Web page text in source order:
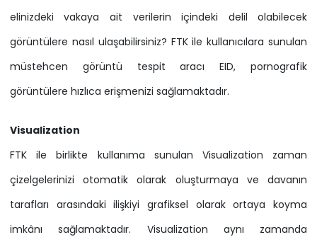
elinizdeki vakaya ait verilerin içindeki delil olabilecek
görüntülere nasıl ulaşabilirsiniz? FTK ile kullanıcılara sunulan
müstehcen görüntü tespit aracı EID, pornografik
görüntülere hızlıca erişmenizi sağlamaktadır.
Visualization
FTK ile birlikte kullanıma sunulan Visualization zaman
çizelgelerinizi otomatik olarak oluşturmaya ve davanın
tarafları arasındaki ilişkiyi grafiksel olarak ortaya koyma
imkânı sağlamaktadır. Visualization aynı zamanda